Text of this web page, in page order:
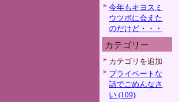
今年もキヨスミ
ウツボに会えた
のだけど・・・
カテゴリー
カテゴリを追加
プライベートな
話でごめんなさ
い (109)